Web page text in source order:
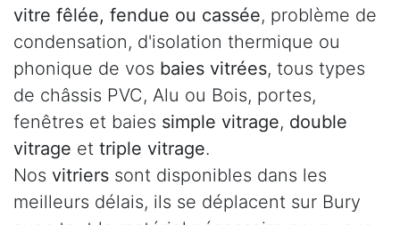
vitre fêlée, fendue ou cassée, problème de
condensation, d'isolation thermique ou
phonique de vos baies vitrées, tous types
de châssis PVC, Alu ou Bois, portes,
fenêtres et baies simple vitrage, double
vitrage et triple vitrage.
Nos vitriers sont disponibles dans les
meilleurs délais, ils se déplacent sur Bury